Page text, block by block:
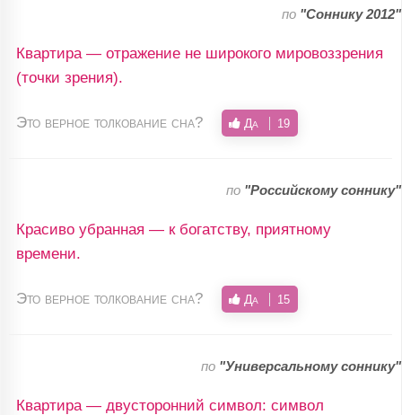
по "Соннику 2012"
Квартира — отражение не широкого мировоззрения
(точки зрения).
Это верное толкование сна? Да 19
по "Российскому соннику"
Красиво убранная — к богатству, приятному
времени.
Это верное толкование сна? Да 15
по "Универсальному соннику"
Квартира — двусторонний символ: символ